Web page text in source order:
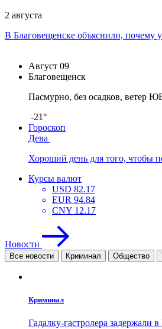
2 августа
В Благовещенске объяснили, почему
Август 09
Благовещенск
Пасмурно, без осадков, ветер
-21°
Гороскоп
Дева
Хороший день для того, чтобы
Курсы валют
USD 82.17
EUR 94.84
CNY 12.17
Новости
Все новости Криминал Общество
Криминал
Гадалку-гастролера задержали